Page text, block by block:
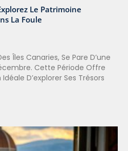
Le Patrimoine
La Foule
Îles Canaries, Se Pare D’une
Cette Période Offre
D’explorer Ses Trésors